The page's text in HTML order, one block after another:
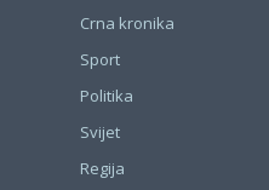
Crna kronika
Sport
Politika
Svijet
Regija